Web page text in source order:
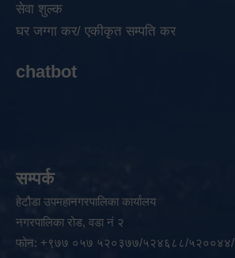
सेवा शुल्क
घर जग्गा कर/ एकीकृत सम्पति कर
chatbot
सम्पर्क
हेटौडा उपमहानगरपालिका कार्यालय
नगरपालिका रोड, वडा नं २
फोन: +९७७ ०५७ ५२०३७७/५२४६८८/५२००४४/